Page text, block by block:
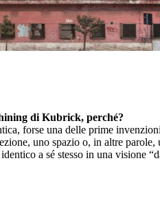
di Kubrick, perché?
forse una delle prime
uno spazio o, in altre
a sé stesso in una visione